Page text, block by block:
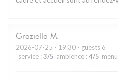
Graziella M
2026-07-25 - 19:30 - guests 6
service : 3/5 ambience : 4/5 menu